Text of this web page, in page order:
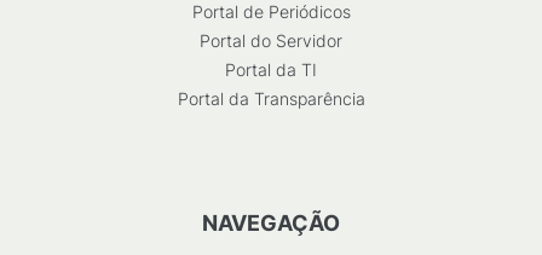
Portal de Periódicos
Portal do Servidor
Portal da TI
Portal da Transparência
NAVEGAÇÃO